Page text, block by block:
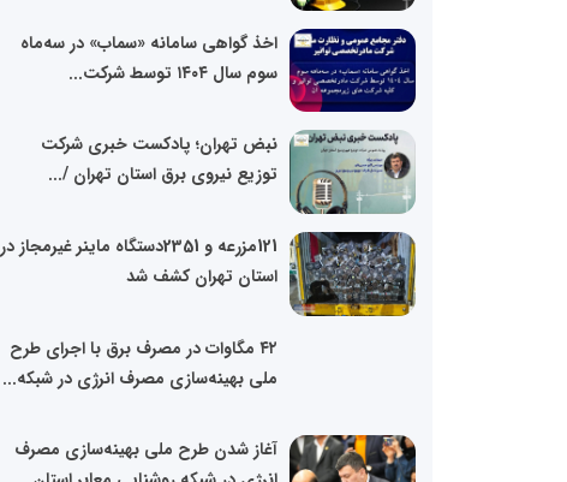
اخذ گواهی سامانه «سماب» در سه‌ماه
سوم سال ۱۴۰۴ توسط شرکت...
نبض تهران؛ پادکست خبری شرکت
توزیع نیروی برق استان تهران /...
121مزرعه و 2351دستگاه ماینر غیرمجاز در
استان تهران کشف شد
۴۲ مگاوات در مصرف برق با اجرای طرح
ملی بهینه‌سازی مصرف انرژی در شبکه...
آغاز شدن طرح ملی بهینه‌سازی مصرف